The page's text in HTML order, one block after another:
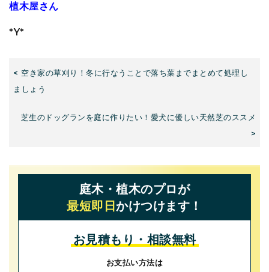
植木屋さん
*Y*
< 空き家の草刈り！冬に行なうことで落ち葉までまとめて処理し
ましょう
芝生のドッグランを庭に作りたい！愛犬に優しい天然芝のススメ
>
庭木・植木のプロが
最短即日かけつけます！
お見積もり・相談無料
お支払い方法は